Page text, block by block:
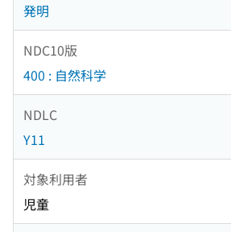
発明
NDC10版
400 : 自然科学
NDLC
Y11
対象利用者
児童